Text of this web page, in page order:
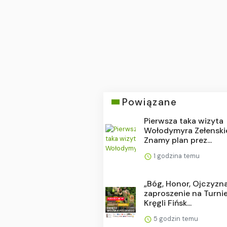
Powiązane
Pierwsza taka wizyta
Wołodymyra
Znamy plan prez...
1 godzina temu
„Bóg, Honor,
zaproszenie na
Kręgli Fińsk...
5 godzin temu